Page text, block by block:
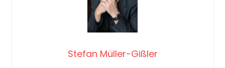
Stefan Müller-Gißler